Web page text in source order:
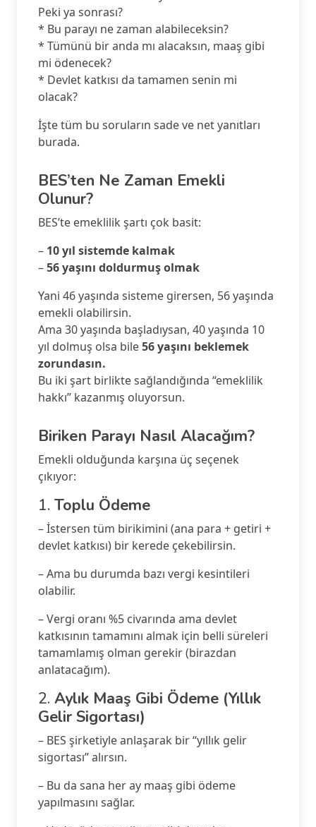
Peki ya sonrası?
* Bu parayı ne zaman alabileceksin?
* Tümünü bir anda mı alacaksın, maaş gibi
mi ödenecek?
* Devlet katkısı da tamamen senin mi
olacak?
İşte tüm bu soruların sade ve net yanıtları
burada.
BES’ten Ne Zaman Emekli
Olunur?
BES’te emeklilik şartı çok basit:
– 10 yıl sistemde kalmak
–56 yaşını doldurmuş olmak
Yani 46 yaşında sisteme girersen, 56 yaşında
emekli olabilirsin.
Ama 30 yaşında başladıysan, 40 yaşında 10
yıl dolmuş olsa bile56 yaşını beklemek
zorundasın.
Bu iki şart birlikte sağlandığında “emeklilik
hakkı” kazanmış oluyorsun.
Biriken Parayı Nasıl Alacağım?
Emekli olduğunda karşına üç seçenek
çıkıyor:
1. Toplu Ödeme
– İstersen tüm birikimini (ana para + getiri +
devlet katkısı) bir kerede çekebilirsin.
– Ama bu durumda bazı vergi kesintileri
olabilir.
– Vergi oranı %5 civarında ama devlet
katkısının tamamını almak için belli süreleri
tamamlamış olman gerekir (birazdan
anlatacağım).
2. Aylık Maaş Gibi Ödeme (Yıllık
Gelir Sigortası)
– BES şirketiyle anlaşarak bir “yıllık gelir
sigortası” alırsın.
– Bu da sana her ay maaş gibi ödeme
yapılmasını sağlar.